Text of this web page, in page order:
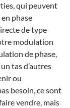
qui peuvent
phase
de type
modulation
de phase,
tas d’autres
ou
besoin, ce sont
vendre, mais